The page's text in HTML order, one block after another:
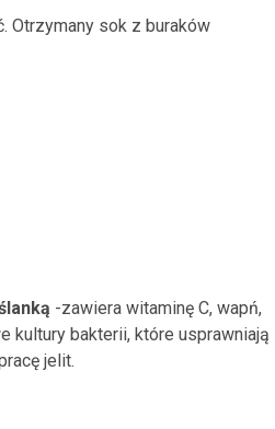
Otrzymany sok z buraków
-zawiera witaminę C, wapń,
kultury bakterii, które usprawniają
jelit.